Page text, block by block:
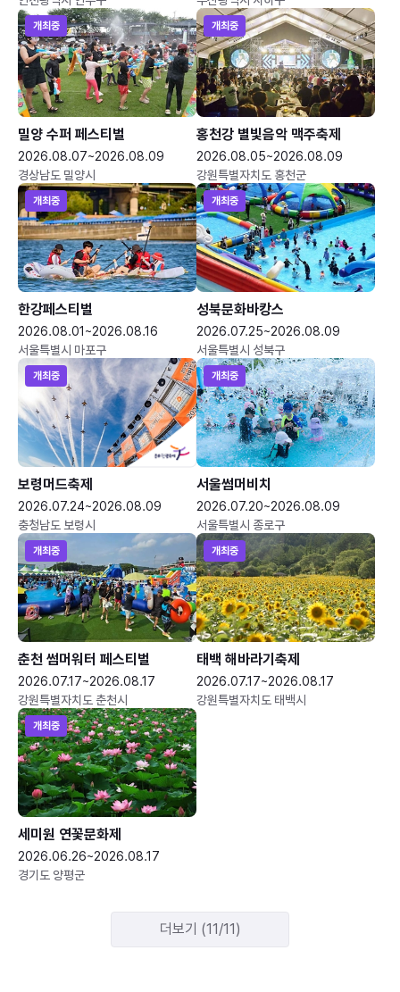
개최중
밀양 수퍼 페스티벌
2026.08.07~2026.08.09
경상남도 밀양시
개최중
홍천강 별빛음악 맥주축제
2026.08.05~2026.08.09
강원특별자치도 홍천군
개최중
한강페스티벌
2026.08.01~2026.08.16
서울특별시 마포구
개최중
성북문화바캉스
2026.07.25~2026.08.09
서울특별시 성북구
개최중
보령머드축제
2026.07.24~2026.08.09
충청남도 보령시
개최중
서울썸머비치
2026.07.20~2026.08.09
서울특별시 종로구
개최중
춘천 썸머워터 페스티벌
2026.07.17~2026.08.17
강원특별자치도 춘천시
개최중
태백 해바라기축제
2026.07.17~2026.08.17
강원특별자치도 태백시
개최중
세미원 연꽃문화제
2026.06.26~2026.08.17
경기도 양평군
더보기 (11/11)